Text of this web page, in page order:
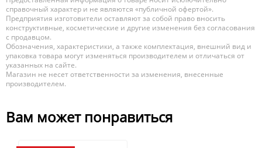
справочный характер и не являются «публичной офертой».
Предприятия изготовители оставляют за собой право вносить
конструктивные, косметические и другие изменения без согласования
с продавцом.
Обозначения, характеристики, а также комплектация, внешний вид и
упаковка товара могут изменяться производителем и отличаться от
указанных на сайте.
Магазин не несет ответственности за изменения, внесенные
производителем.
Вам может понравиться